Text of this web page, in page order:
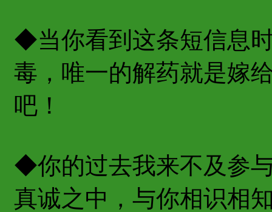
◆当你看到这条短信息
毒，唯一的解药就是嫁
吧！
◆你的过去我来不及参
真诚之中，与你相识相